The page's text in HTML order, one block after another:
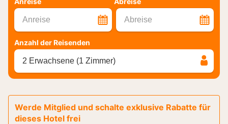
Anreise Abreise
Anzahl der Reisenden
2 Erwachsene (1 Zimmer)
Werde Mitglied und schalte exklusive Rabatte für
dieses Hotel frei